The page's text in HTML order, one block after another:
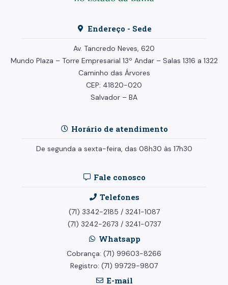
Endereço - Sede
Av. Tancredo Neves, 620
Mundo Plaza – Torre Empresarial 13º Andar – Salas 1316 a 1322
Caminho das Árvores
CEP: 41820-020
Salvador – BA
Horário de atendimento
De segunda a sexta-feira, das 08h30 às 17h30
Fale conosco
Telefones
(71) 3342-2185 / 3241-1087
(71) 3242-2673 / 3241-0737
Whatsapp
Cobrança: (71) 99603-8266
Registro: (71) 99729-9807
E-mail